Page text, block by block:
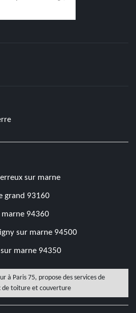
sur marne
grand 93160
marne 94360
sur marne 94500
marne 94350
à Paris 75, propose des services de
de toiture et couverture